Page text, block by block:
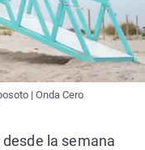
| Onda Cero
la semana